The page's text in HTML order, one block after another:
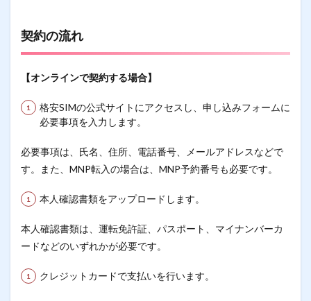
契約の流れ
【オンラインで契約する場合】
格安SIMの公式サイトにアクセスし、申し込みフォームに
必要事項を入力します。
必要事項は、氏名、住所、電話番号、メールアドレスなどで
す。また、MNP転入の場合は、MNP予約番号も必要です。
本人確認書類をアップロードします。
本人確認書類は、運転免許証、パスポート、マイナンバーカ
ードなどのいずれかが必要です。
クレジットカードで支払いを行います。